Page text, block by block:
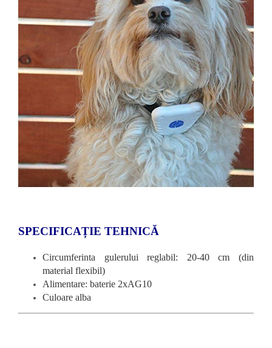
SPECIFICAȚIE TEHNICĂ
Circumferinta gulerului reglabil: 20-40 cm (din
material flexibil)
Alimentare: baterie 2xAG10
Culoare alba